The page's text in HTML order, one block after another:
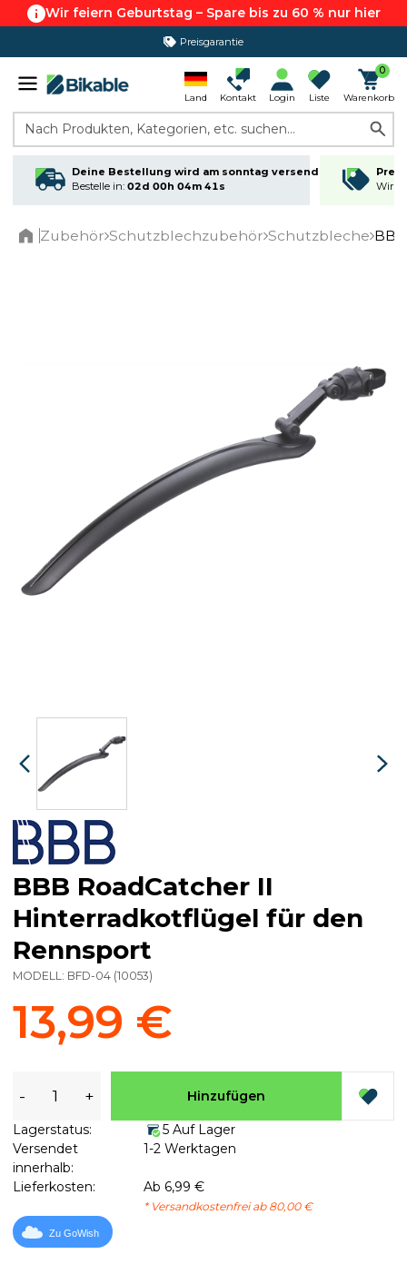
Wir feiern Geburtstag – Spare bis zu 60 % nur hier
Preisgarantie
Land Kontakt Login Liste
0
Warenkorb
Nach Produkten, Kategorien, etc. suchen...
Deine Bestellung wird am sonntag versendet
Bestelle in: 02d 00h 04m 41s
Wir
Zubehör Schutzblechzubehör Schutzbleche
BBB RoadCatcher II
Hinterradkotflügel für den
Rennsport
MODELL: BFD-04 (10053)
13,99 €
- + Hinzufügen
Lagerstatus:
5 Auf Lager
Versendet
innerhalb:
1-2 Werktagen
Lieferkosten: Ab 6,99 €
* Versandkostenfrei ab 80,00 €
Zu GoWish